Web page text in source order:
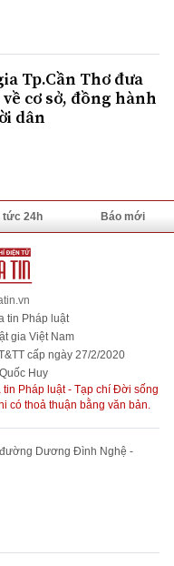
Tp.Cần Thơ đưa
cơ sở, đồng hành
dân
tức 24h Báo mới
tin Pháp luật
gia Việt Nam
cấp ngày 27/2/2020
Huy
Pháp luật - Tạp chí Đời sống
có thoả thuận bằng văn bản.
đường Dương Đình Nghệ -